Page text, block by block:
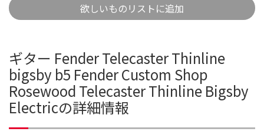
欲しいものリストに追加
ギター Fender Telecaster Thinline
bigsby b5 Fender Custom Shop
Rosewood Telecaster Thinline Bigsby
Electricの詳細情報